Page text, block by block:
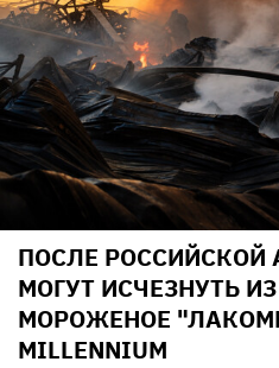
ПОСЛЕ РОССИЙСКОЙ
МОГУТ ИСЧЕЗНУТЬ
МОРОЖЕНОЕ
MILLENNIUM